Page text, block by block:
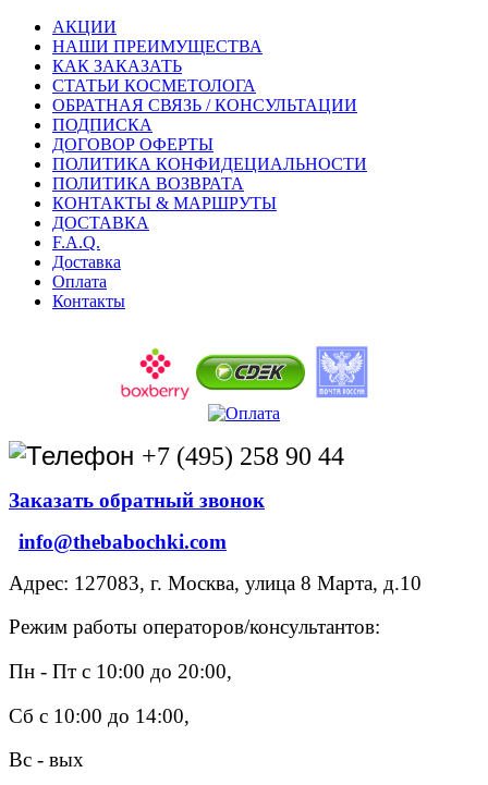
АКЦИИ
НАШИ ПРЕИМУЩЕСТВА
КАК ЗАКАЗАТЬ
СТАТЬИ КОСМЕТОЛОГА
ОБРАТНАЯ СВЯЗЬ / КОНСУЛЬТАЦИИ
ПОДПИСКА
ДОГОВОР ОФЕРТЫ
ПОЛИТИКА КОНФИДЕЦИАЛЬНОСТИ
ПОЛИТИКА ВОЗВРАТА
КОНТАКТЫ & МАРШРУТЫ
ДОСТАВКА
F.A.Q.
Доставка
Оплата
Контакты
+7 (495) 258 90 44
Заказать обратный звонок
info@thebabochki.com
Адрес: 127083, г. Москва, улица 8 Марта, д.10
Режим работы операторов/консультантов:
Пн - Пт с 10:00 до 20:00,
Сб с 10:00 до 14:00,
Вс - вых